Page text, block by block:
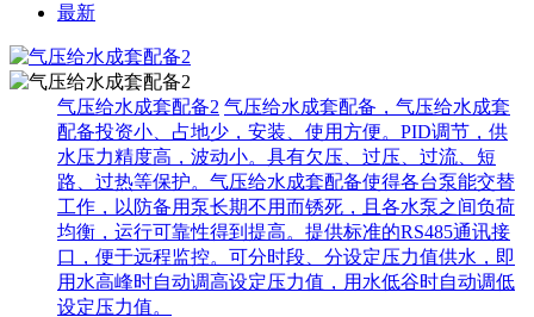
最新
气压给水成套配备2 气压给水成套配备，气压给水成套
配备投资小、占地少，安装、使用方便。PID调节，供
水压力精度高，波动小。具有欠压、过压、过流、短
路、过热等保护。气压给水成套配备使得各台泵能交替
工作，以防备用泵长期不用而锈死，且各水泵之间负荷
均衡，运行可靠性得到提高。提供标准的RS485通讯接
口，便于远程监控。可分时段、分设定压力值供水，即
用水高峰时自动调高设定压力值，用水低谷时自动调低
设定压力值。